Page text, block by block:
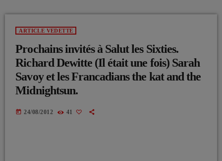
ARTICLE VEDETTE
Prochains invités à Salut les Sixties.
Richard Dewitte (Il était une fois) Sarah
Savoy et les Francadians the kat and the
Midnightsun.
today 24/08/2012 41